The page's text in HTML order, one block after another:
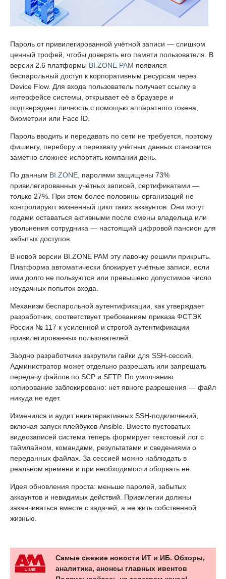
Пароль от привилегированной учётной записи — слишком
ценный трофей, чтобы доверять его памяти пользователя. В
версии 2.6 платформы BI.ZONE PAM появился
беспарольный доступ к корпоративным ресурсам через
Device Flow. Для входа пользователь получает ссылку в
интерфейсе системы, открывает её в браузере и
подтверждает личность с помощью аппаратного токена,
биометрии или Face ID.
Пароль вводить и передавать по сети не требуется, поэтому
фишингу, перебору и перехвату учётных данных становится
заметно сложнее испортить компании день.
По данным BI.ZONE, паролями защищены 73%
привилегированных учётных записей, сертификатами —
только 27%. При этом более половины организаций не
контролируют жизненный цикл таких аккаунтов. Они могут
годами оставаться активными после смены владельца или
увольнения сотрудника — настоящий цифровой пансион для
забытых доступов.
В новой версии BI.ZONE PAM эту лавочку решили прикрыть.
Платформа автоматически блокирует учётные записи, если
ими долго не пользуются или превышено допустимое число
неудачных попыток входа.
Механизм беспарольной аутентификации, как утверждает
разработчик, соответствует требованиям приказа ФСТЭК
России № 117 к усиленной и строгой аутентификации
привилегированных пользователей.
Заодно разработчики закрутили гайки для SSH-сессий.
Администратор может отдельно разрешать или запрещать
передачу файлов по SCP и SFTP. По умолчанию
копирование заблокировано: нет явного разрешения — файл
никуда не едет.
Изменился и аудит неинтерактивных SSH-подключений,
включая запуск плейбуков Ansible. Вместо пустоватых
видеозаписей система теперь формирует текстовый лог с
таймлайном, командами, результатами и сведениями о
переданных файлах. За сессией можно наблюдать в
реальном времени и при необходимости оборвать её.
Идея обновления проста: меньше паролей, забытых
аккаунтов и невидимых действий. Привилегии должны
заканчиваться вместе с задачей, а не жить собственной
жизнью.
Самые свежие новости ИТ и ИБ. Обзоры,
аналитика, анонсы главных ивентов